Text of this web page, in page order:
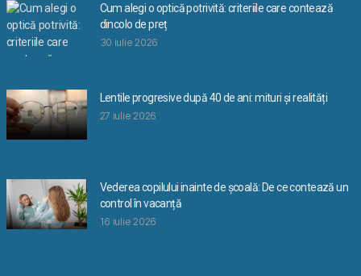
Cum alegi o optică potrivită: criteriile care contează
dincolo de preț
30 iulie 2026
Lentile progresive după 40 de ani: mituri și realități
27 iulie 2026
Vederea copilului inainte de școală: De ce contează un
control în vacanță
16 iulie 2026